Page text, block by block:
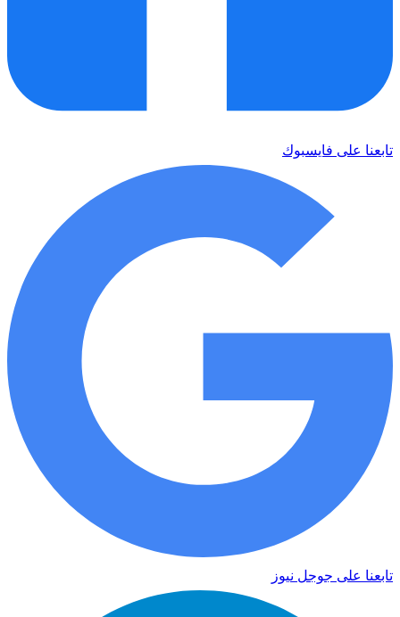
تابعنا على فايسبوك
تابعنا على جوجل نيوز